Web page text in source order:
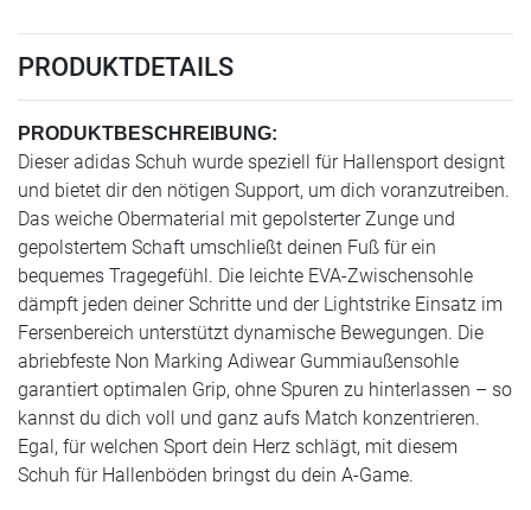
PRODUKTDETAILS
PRODUKTBESCHREIBUNG:
Dieser adidas Schuh wurde speziell für Hallensport designt
und bietet dir den nötigen Support, um dich voranzutreiben.
Das weiche Obermaterial mit gepolsterter Zunge und
gepolstertem Schaft umschließt deinen Fuß für ein
bequemes Tragegefühl. Die leichte EVA-Zwischensohle
dämpft jeden deiner Schritte und der Lightstrike Einsatz im
Fersenbereich unterstützt dynamische Bewegungen. Die
abriebfeste Non Marking Adiwear Gummiaußensohle
garantiert optimalen Grip, ohne Spuren zu hinterlassen – so
kannst du dich voll und ganz aufs Match konzentrieren.
Egal, für welchen Sport dein Herz schlägt, mit diesem
Schuh für Hallenböden bringst du dein A-Game.